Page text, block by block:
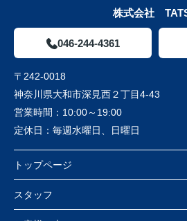
株式会社
046-244-4361
〒242-0018
神奈川県大和市深見西２丁目4-43
営業時間： 10:00～19:00
定休日： 毎週水曜日、日曜日
トップページ
スタッフ